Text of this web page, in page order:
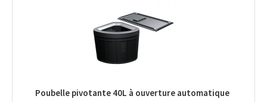
Poubelle pivotante 40L à ouverture automatique